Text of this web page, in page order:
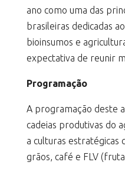
ano como uma das
brasileiras dedicadas
bioinsumos e
expectativa de reunir
Programação
A programação deste
cadeias produtivas do
a culturas estratégicas
grãos, café e FLV